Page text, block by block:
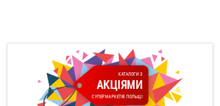
КАТАЛОГИ З
АКЦІЯМИ
СУПЕРМАРКЕТІВ ПОЛЬЩІ